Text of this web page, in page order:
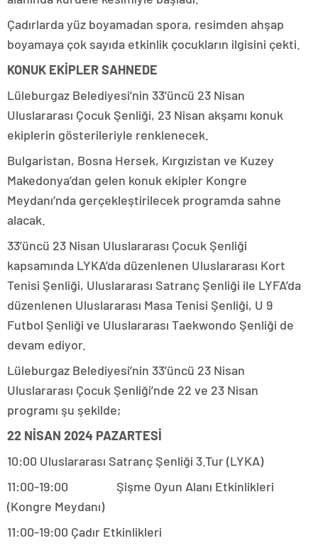
Çadırlarda yüz boyamadan spora, resimden ahşap
boyamaya çok sayıda etkinlik çocukların ilgisini çekti.
KONUK EKİPLER SAHNEDE
Lüleburgaz Belediyesi’nin 33’üncü 23 Nisan
Uluslararası Çocuk Şenliği, 23 Nisan akşamı konuk
ekiplerin gösterileriyle renklenecek.
Bulgaristan, Bosna Hersek, Kırgızistan ve Kuzey
Makedonya’dan gelen konuk ekipler Kongre
Meydanı’nda gerçekleştirilecek programda sahne
alacak.
33’üncü 23 Nisan Uluslararası Çocuk Şenliği
kapsamında LYKA’da düzenlenen Uluslararası Kort
Tenisi Şenliği, Uluslararası Satranç Şenliği ile LYFA’da
düzenlenen Uluslararası Masa Tenisi Şenliği, U 9
Futbol Şenliği ve Uluslararası Taekwondo Şenliği de
devam ediyor.
Lüleburgaz Belediyesi’nin 33’üncü 23 Nisan
Uluslararası Çocuk Şenliği’nde 22 ve 23 Nisan
programı şu şekilde;
22 NİSAN 2024 PAZARTESİ
10:00 Uluslararası Satranç Şenliği 3.Tur (LYKA)
11:00-19:00 Şişme Oyun Alanı Etkinlikleri
(Kongre Meydanı)
11:00-19:00 Çadır Etkinlikleri